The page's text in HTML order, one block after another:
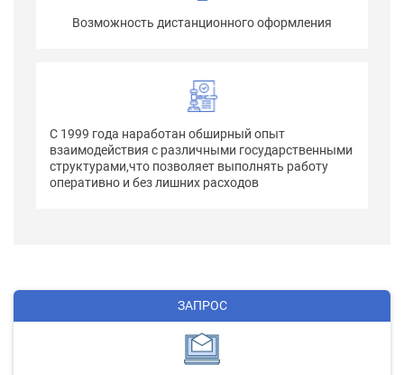
Возможность дистанционного оформления
С 1999 года наработан обширный опыт
взаимодействия с различными государственными
структурами,что позволяет выполнять работу
оперативно и без лишних расходов
ЗАПРОС